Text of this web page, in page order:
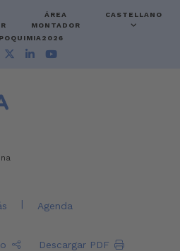
ÁREA
MONTADOR
CASTELLANO
| Agenda
Descargar PDF